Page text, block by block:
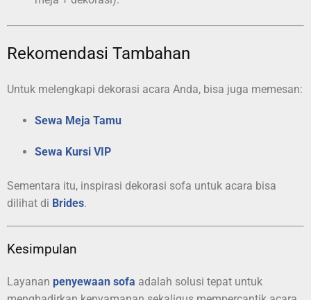
Rekomendasi Tambahan
Untuk melengkapi dekorasi acara Anda, bisa juga memesan:
Sewa Meja Tamu
Sewa Kursi VIP
Sementara itu, inspirasi dekorasi sofa untuk acara bisa
dilihat di Brides.
Kesimpulan
Layanan penyewaan sofa adalah solusi tepat untuk